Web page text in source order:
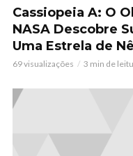
Cassiopeia A: O
NASA Descobre
Uma Estrela de
69 visualizações 3 min de